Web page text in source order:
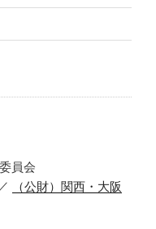
員会
（公財）関西・大阪